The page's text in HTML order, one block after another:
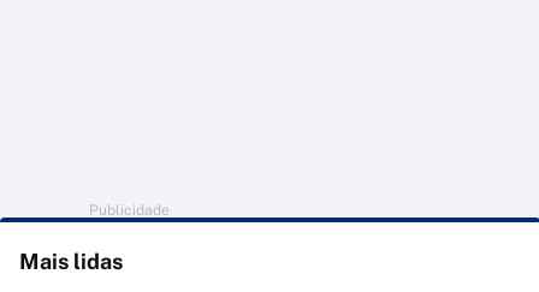
Publicidade
Mais lidas